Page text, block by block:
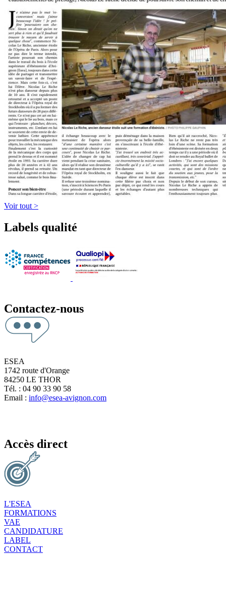
Voir tout >
Labels qualité
Contactez-nous
ESEA
1742 route d'Orange
84250 LE THOR
Tél. : 04 90 33 90 58
Email : info@esea-avignon.com
Accès direct
L'ESEA
FORMATIONS
VAE
CANDIDATURE
LABEL
CONTACT